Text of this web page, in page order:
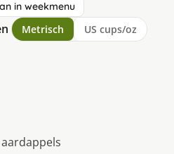
in weekmenu
Metrisch US cups/oz